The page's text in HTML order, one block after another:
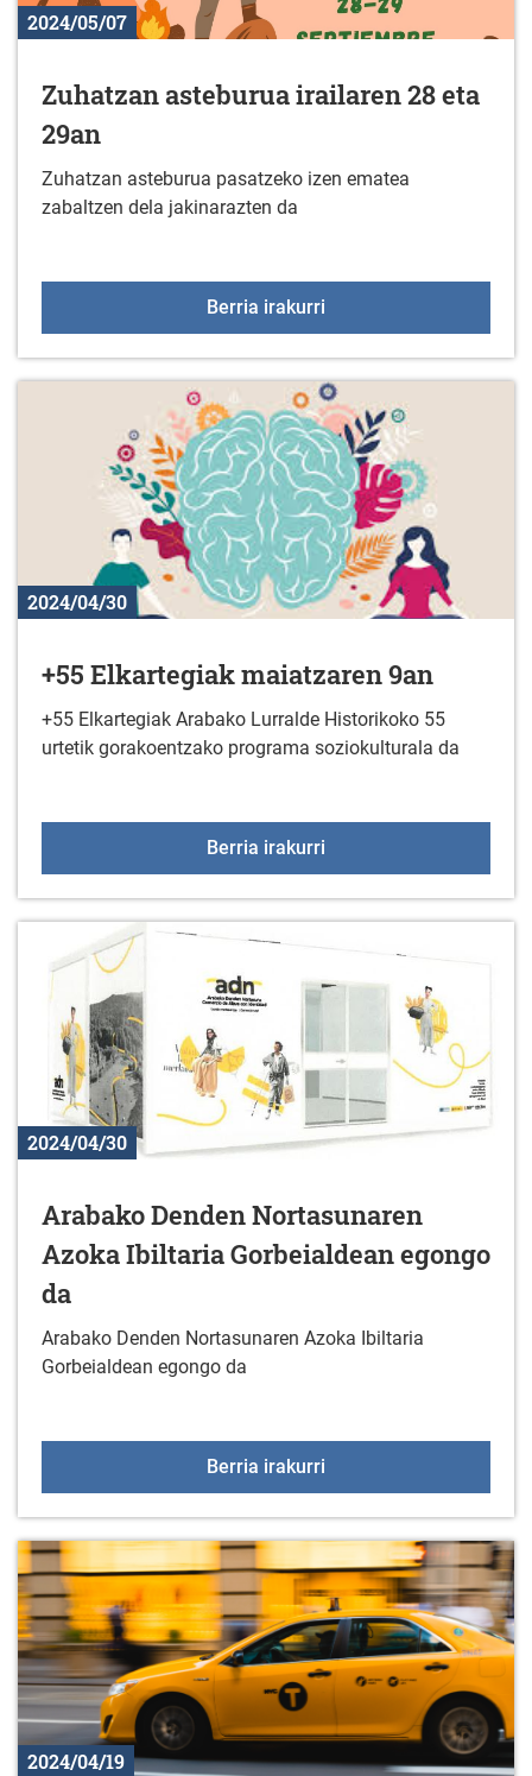
2024/05/07
Zuhatzan asteburua irailaren 28 eta
29an
Zuhatzan asteburua pasatzeko izen ematea
zabaltzen dela jakinarazten da
Berria irakurri
2024/04/30
+55 Elkartegiak maiatzaren 9an
+55 Elkartegiak Arabako Lurralde Historikoko 55
urtetik gorakoentzako programa soziokulturala da
Berria irakurri
2024/04/30
Arabako Denden Nortasunaren
Azoka Ibiltaria Gorbeialdean egongo
da
Arabako Denden Nortasunaren Azoka Ibiltaria
Gorbeialdean egongo da
Berria irakurri
2024/04/19